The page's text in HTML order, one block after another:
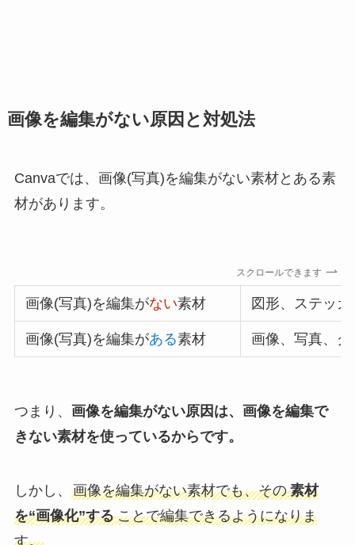
画像を編集がない原因と対処法
Canvaでは、画像(写真)を編集がない素材と ある素
材があります。
スクロールできます
画像(写真)を編集がない素材 図形、ステッ
画像(写真)を編集がある素材 画像、写真、
つまり、 画像を編集がない原因は、画像を編集で
きない素材を使っているからです。
しかし、 画像を編集がない素材でも、その 素材
を“画像化”する ことで編集できるようになりま
す。